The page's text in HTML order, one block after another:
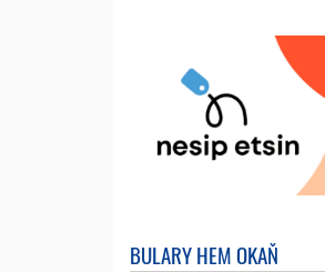
BULARY HEM OKAŇ